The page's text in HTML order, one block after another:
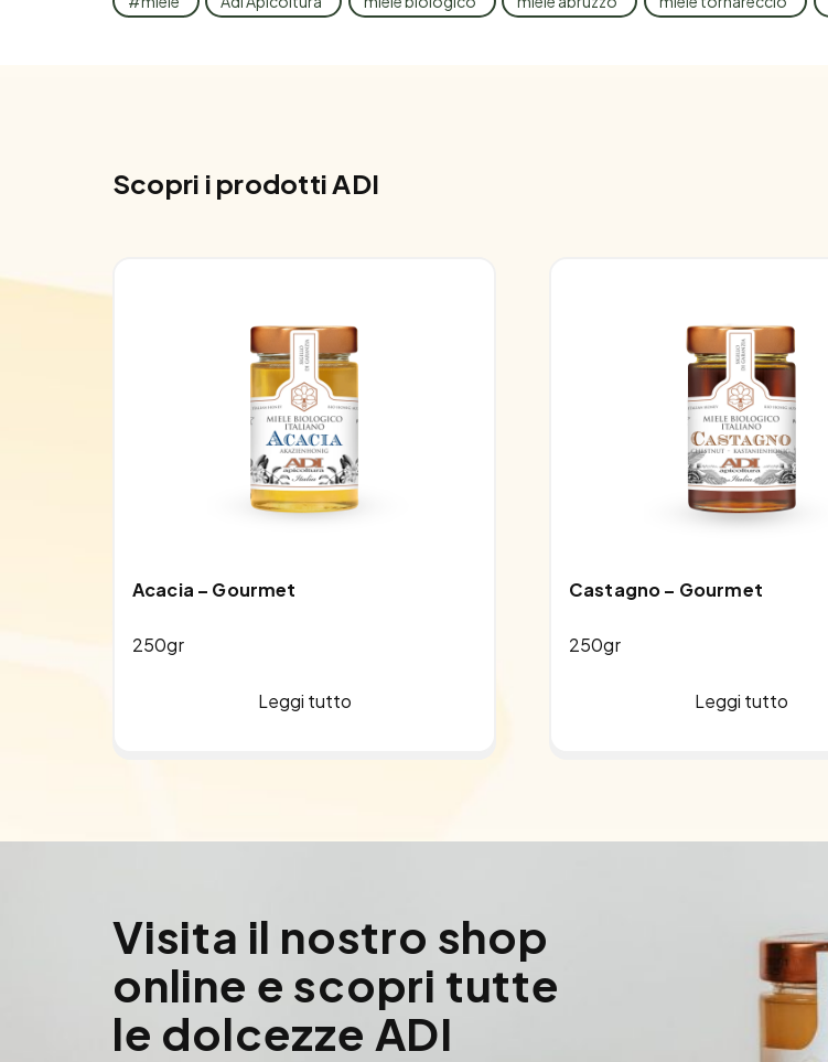
Scopri i prodotti ADI
Acacia – Gourmet
250gr
Leggi tutto
Castagno – Gourmet
250gr
Leggi tutto
Visita il nostro shop
online e scopri tutte
le dolcezze ADI